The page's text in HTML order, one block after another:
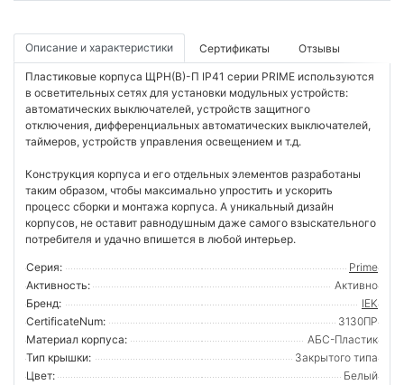
Описание и характеристики Сертификаты Отзывы
Пластиковые корпуса ЩРН(В)-П IP41 серии PRIME используются
в осветительных сетях для установки модульных устройств:
автоматических выключателей, устройств защитного
отключения, дифференциальных автоматических выключателей,
таймеров, устройств управления освещением и т.д.
Конструкция корпуса и его отдельных элементов разработаны
таким образом, чтобы максимально упростить и ускорить
процесс сборки и монтажа корпуса. А уникальный дизайн
корпусов, не оставит равнодушным даже самого взыскательного
потребителя и удачно впишется в любой интерьер.
Серия:
Prime
Активность:
Активно
Бренд:
IEK
CertificateNum:
3130ПР
Материал корпуса:
АБС-Пластик
Тип крышки:
Закрытого типа
Цвет:
Белый